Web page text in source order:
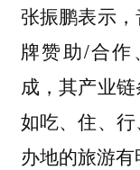
张振鹏表示
牌赞助/合作
成，其产业
如吃、住、
办地的旅游有